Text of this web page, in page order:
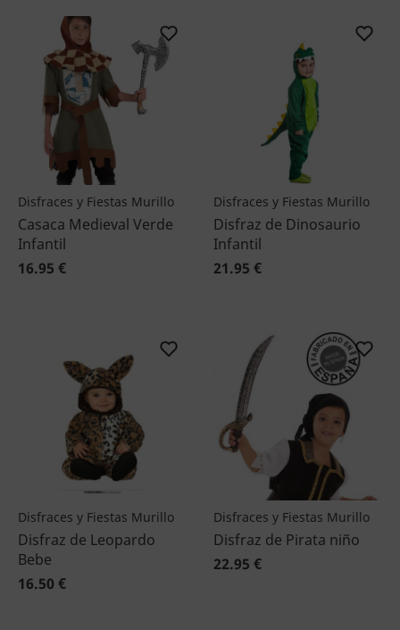
Disfraces y Fiestas Murillo
Casaca Medieval Verde
Infantil
16.95 €
Disfraces y Fiestas Murillo
Disfraz de Dinosaurio
Infantil
21.95 €
Disfraces y Fiestas Murillo
Disfraz de Leopardo
Bebe
16.50 €
Disfraces y Fiestas Murillo
Disfraz de Pirata niño
22.95 €